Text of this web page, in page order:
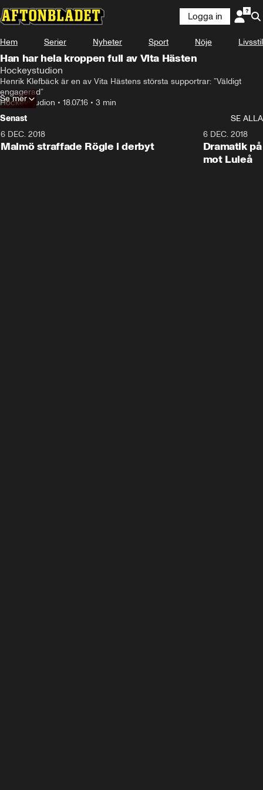
Logga in
Hem Serier Nyheter Sport Nöje Livsstil
Han har hela kroppen full av Vita Hästen
Hockeystudion
Henrik Klefbäck är en av Vita Hästens största supportrar: ”Väldigt
engagerad”
Hockeystudion • 18.07.16 • 3 min
Se mer
Senast
SE ALLA
6 DEC. 2018
Malmö straffade Rögle i derbyt
6 DEC. 2018
Dramatik
mot Luleå